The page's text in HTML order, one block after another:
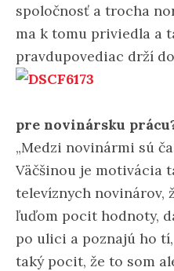
spoločnosť a trocha
ma k tomu priviedla a
pravdupovediac drží do
pre novinársku
„Medzi novinármi sú
Väčšinou je motivácia
televíznych novinárov,
ľuďom pocit hodnoty,
po ulici a poznajú ho
taký pocit, že to som